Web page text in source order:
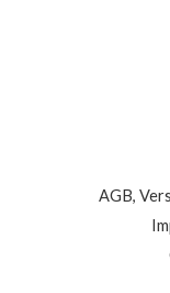
AGB,